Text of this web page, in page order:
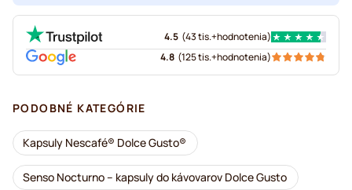
4.5 (43 tis.+hodnotenia)
4.8 (125 tis.+hodnotenia)
PODOBNÉ KATEGÓRIE
Kapsuly Nescafé® Dolce Gusto®
Senso Nocturno – kapsuly do kávovarov Dolce Gusto